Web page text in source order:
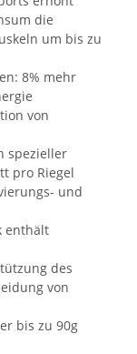
die
um bis zu
8% mehr
von
spezieller
pro Riegel
und
enthält
des
von
bis zu 90g